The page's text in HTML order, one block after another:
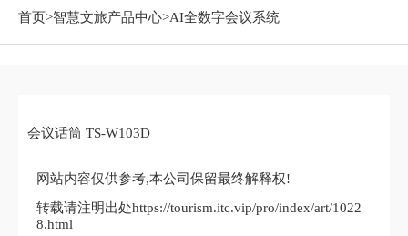
首页>智慧文旅产品中心>AI全数字会议系统
会议话筒 TS-W103D
网站内容仅供参考,本公司保留最终解释权!
转载请注明出处https://tourism.itc.vip/pro/index/art/1022
8.html